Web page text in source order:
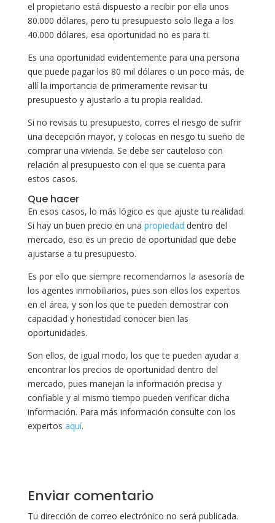
el propietario está dispuesto a recibir por ella unos
80.000 dólares, pero tu presupuesto solo llega a los
40.000 dólares, esa oportunidad no es para ti.
Es una oportunidad evidentemente para una persona
que puede pagar los 80 mil dólares o un poco más, de
allí la importancia de primeramente revisar tu
presupuesto y ajustarlo a tu propia realidad.
Si no revisas tu presupuesto, corres el riesgo de sufrir
una decepción mayor, y colocas en riesgo tu sueño de
comprar una vivienda. Se debe ser cauteloso con
relación al presupuesto con el que se cuenta para
estos casos.
Que hacer
En esos casos, lo más lógico es que ajuste tu realidad.
Si hay un buen precio en una propiedad dentro del
mercado, eso es un precio de oportunidad que debe
ajustarse a tu presupuesto.
Es por ello que siempre recomendamos la asesoría de
los agentes inmobiliarios, pues son ellos los expertos
en el área, y son los que te pueden demostrar con
capacidad y honestidad conocer bien las
oportunidades.
Son ellos, de igual modo, los que te pueden ayudar a
encontrar los precios de oportunidad dentro del
mercado, pues manejan la información precisa y
confiable y al mismo tiempo pueden verificar dicha
información. Para más información consulte con los
expertos aquí.
Enviar comentario
Tu dirección de correo electrónico no será publicada.